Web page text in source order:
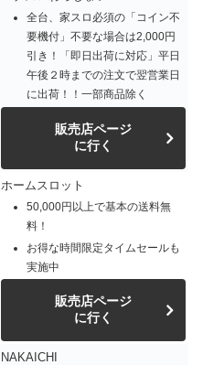
全台、家スロ必須の「コイン不
要機付」不要な場合は2,000円
引き！「即日出荷に対応」平日
午後２時までの注文で翌営業日
に出荷！！一部商品除く
販売店ページ
に行く
ホームスロット
50,000円以上で基本の送料無
料！
お得な時間限定タイムセールも
実施中
販売店ページ
に行く
NAKAICHI